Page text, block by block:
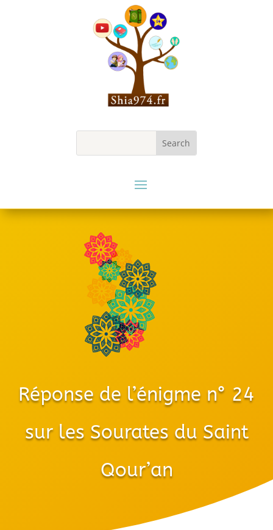
Réponse de l’énigme n° 24
sur les Sourates du Saint
Qour’an